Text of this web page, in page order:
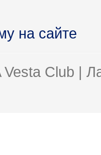
на сайте
Club |